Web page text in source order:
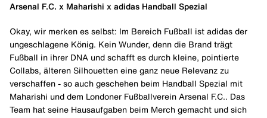
Arsenal F.C. x Maharishi x adidas Handball Spezial
Okay, wir merken es selbst: Im Bereich Fußball ist adidas der
ungeschlagene König. Kein Wunder, denn die Brand trägt
Fußball in ihrer DNA und schafft es durch kleine, pointierte
Collabs, älteren Silhouetten eine ganz neue Relevanz zu
verschaffen - so auch geschehen beim Handball Spezial mit
Maharishi und dem Londoner Fußballverein Arsenal F.C.. Das
Team hat seine Hausaufgaben beim Merch gemacht und sich